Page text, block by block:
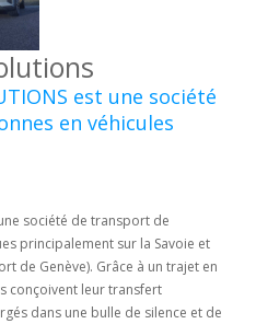
est une société
en véhicules
une société de transport de
principalement sur la Savoie et
de Genève). Grâce à un trajet en
conçoivent leur transfert
dans une bulle de silence et de